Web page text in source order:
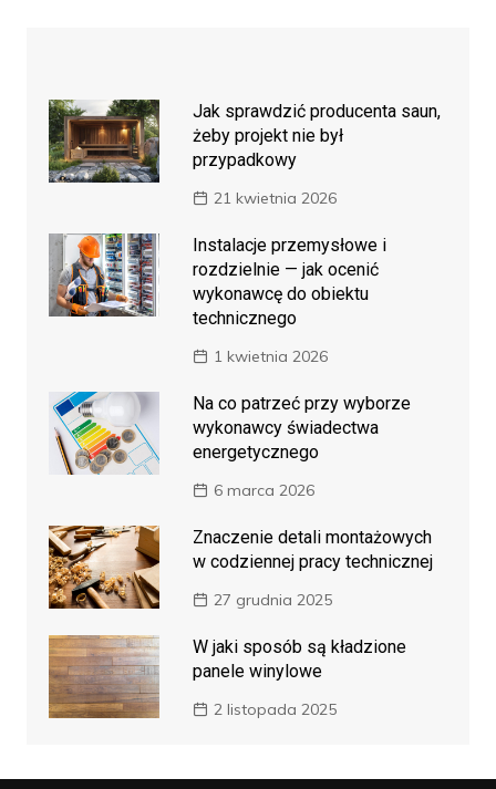
Jak sprawdzić producenta saun,
żeby projekt nie był
przypadkowy
21 kwietnia 2026
Instalacje przemysłowe i
rozdzielnie — jak ocenić
wykonawcę do obiektu
technicznego
1 kwietnia 2026
Na co patrzeć przy wyborze
wykonawcy świadectwa
energetycznego
6 marca 2026
Znaczenie detali montażowych
w codziennej pracy technicznej
27 grudnia 2025
W jaki sposób są kładzione
panele winylowe
2 listopada 2025